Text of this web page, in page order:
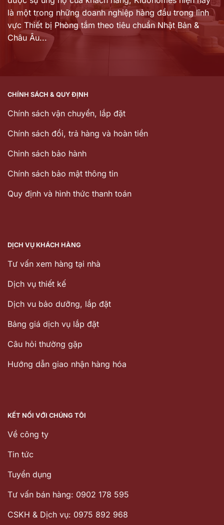
là một trong những doanh nghiệp hàng đầu trong lĩnh
vực Thiết bị Phòng tắm theo tiêu chuẩn Nhật Bản &
Châu Âu...
CHÍNH SÁCH & QUY ĐỊNH
Chính sách vận chuyển, lắp đặt
Chính sách đổi, trả hàng và hoàn tiền
Chinh sách bảo hành
Chính sách bảo mật thông tin
Quy định và hình thức thanh toán
DỊCH VỤ KHÁCH HÀNG
Tư vấn xem hàng tại nhà
Dịch vụ thiết kế
Dịch vu bảo dưỡng, lắp đặt
Bảng giá dịch vụ lắp đặt
Câu hỏi thường gặp
Hướng dẫn giao nhận hàng hóa
KẾT NỐI VỚI CHÚNG TÔI
Về công ty
Tin tức
Tuyển dụng
Tư vấn bán hàng: 0902 178 595
CSKH & Dịch vụ: 0975 892 968